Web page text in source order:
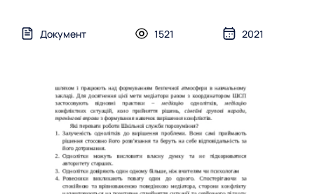
Документ 1521 2021